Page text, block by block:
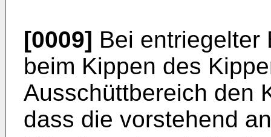
[0009] Bei entriegelter
beim Kippen des
Ausschüttbereich den
dass die vorstehend